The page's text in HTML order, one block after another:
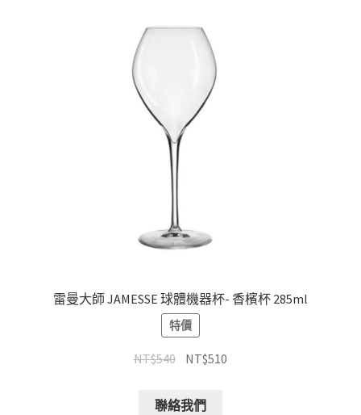
雷曼大師 JAMESSE 球體機器杯- 香檳杯 285ml
特價
NT$540 NT$510
聯絡我們